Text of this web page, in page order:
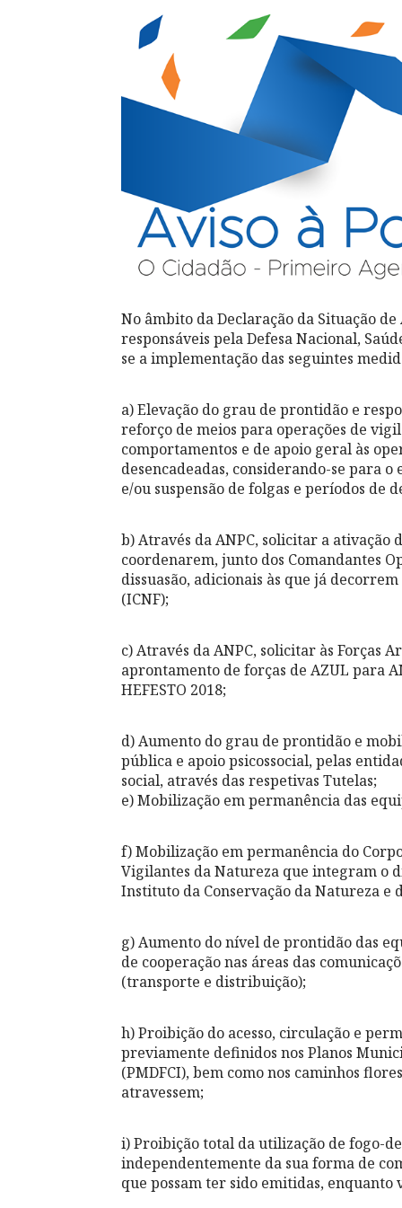
No âmbito da Declaração da Situação
responsáveis pela Defesa Nacional,
se a implementação das seguintes
a) Elevação do grau de prontidão e
reforço de meios para operações de
comportamentos e de apoio geral às
desencadeadas, considerando-se para
e/ou suspensão de folgas e períodos de
b) Através da ANPC, solicitar a ativação
coordenarem, junto dos Comandantes
dissuasão, adicionais às que já
(ICNF);
c) Através da ANPC, solicitar às Forças
aprontamento de forças de AZUL para
HEFESTO 2018;
d) Aumento do grau de prontidão e
pública e apoio psicossocial, pelas
social, através das respetivas Tutelas;
e) Mobilização em permanência das
f) Mobilização em permanência do
Vigilantes da Natureza que integram o
Instituto da Conservação da Natureza e
g) Aumento do nível de prontidão das
de cooperação nas áreas das
(transporte e distribuição);
h) Proibição do acesso, circulação e
previamente definidos nos Planos
(PMDFCI), bem como nos caminhos
atravessem;
i) Proibição total da utilização de fogo-
independentemente da sua forma de
que possam ter sido emitidas,